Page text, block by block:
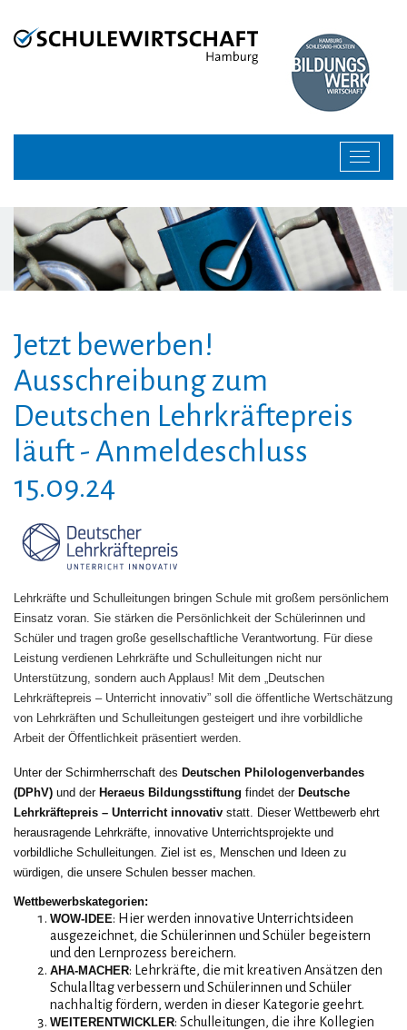
Navigation
springen
Inhalt
springen
Toggle
Jetzt bewerben!
Ausschreibung zum
Deutschen Lehrkräftepreis
läuft - Anmeldeschluss
15.09.24
Lehrkräfte und Schulleitungen bringen Schule mit großem persönlichem
Einsatz voran. Sie stärken die Persönlichkeit der Schülerinnen und
Schüler und tragen große gesellschaftliche Verantwortung. Für diese
Leistung verdienen Lehrkräfte und Schulleitungen nicht nur
Unterstützung, sondern auch Applaus! Mit dem „Deutschen
Lehrkräftepreis – Unterricht innovativ” soll die öffentliche Wertschätzung
von Lehrkräften und Schulleitungen gesteigert und ihre vorbildliche
Arbeit der Öffentlichkeit präsentiert werden.
Unter der Schirmherrschaft des Deutschen Philologenverbandes
(DPhV) und der Heraeus Bildungsstiftung findet der Deutsche
Lehrkräftepreis – Unterricht innovativ statt. Dieser Wettbewerb ehrt
herausragende Lehrkräfte, innovative Unterrichtsprojekte und
vorbildliche Schulleitungen. Ziel ist es, Menschen und Ideen zu
würdigen, die unsere Schulen besser machen.
Wettbewerbskategorien:
WOW-IDEE: Hier werden innovative Unterrichtsideen
ausgezeichnet, die Schülerinnen und Schüler begeistern
und den Lernprozess bereichern.
AHA-MACHER: Lehrkräfte, die mit kreativen Ansätzen den
Schulalltag verbessern und Schülerinnen und Schüler
nachhaltig fördern, werden in dieser Kategorie geehrt.
WEITERENTWICKLER: Schulleitungen, die ihre Kollegien